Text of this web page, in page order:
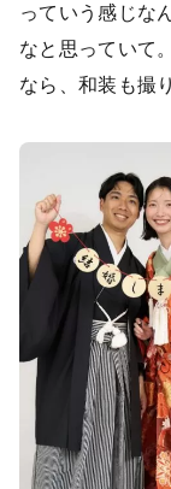
っていう感じな
なと思っていて
なら、和装も撮